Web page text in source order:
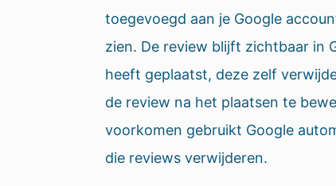
toegevoegd aan je Google
zien. De review blijft zichtbaar in
heeft geplaatst, deze zelf
de review na het plaatsen te
voorkomen gebruikt Google
die reviews verwijderen.